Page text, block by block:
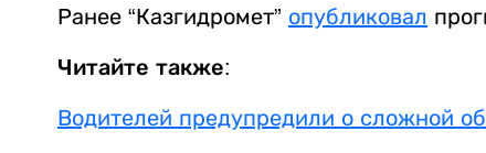
Ранее “Казгидромет” опубликовал
Читайте также:
Водителей предупредили о сложной